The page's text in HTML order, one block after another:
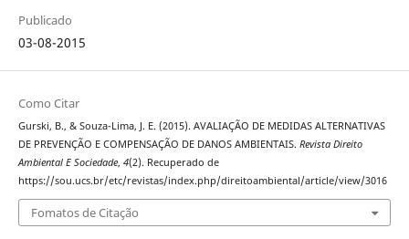
Publicado
03-08-2015
Como Citar
Gurski, B., & Souza-Lima, J. E. (2015). AVALIAÇÃO DE MEDIDAS ALTERNATIVAS
DE PREVENÇÃO E COMPENSAÇÃO DE DANOS AMBIENTAIS. Revista Direito
Ambiental E Sociedade, 4(2). Recuperado de
https://sou.ucs.br/etc/revistas/index.php/direitoambiental/article/view/3016
Fomatos de Citação